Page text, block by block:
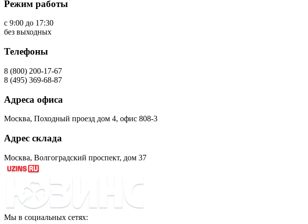
Режим работы
с 9:00 до 17:30
без выходных
Телефоны
8 (800) 200-17-67
8 (495) 369-68-87
Адреса офиса
Москва, Походный проезд дом 4, офис 808-3
Адрес склада
Москва, Волгоградский проспект, дом 37
Мы в социальных сетях: